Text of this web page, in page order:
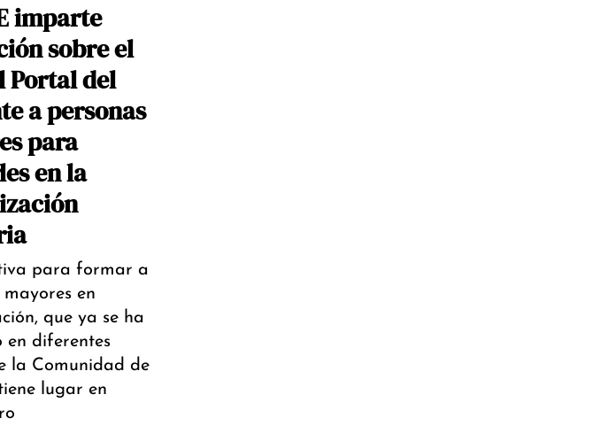
imparte
sobre el
Portal del
a personas
para
en la
para formar a
mayores en
que ya se ha
en diferentes
la Comunidad de
lugar en